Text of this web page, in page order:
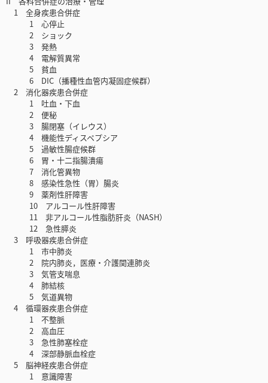
1 全身疾患合併症
1 心停止
2 ショック
3 発熱
4 電解質異常
5 貧血
6 DIC（播種性血管内凝固症候群）
2 消化器疾患合併症
1 吐血・下血
2 便秘
3 腸閉塞（イレウス）
4 機能性ディスペプシア
5 過敏性腸症候群
6 胃・十二指腸潰瘍
7 消化管異物
8 感染性急性（胃）腸炎
9 薬剤性肝障害
10 アルコール性肝障害
11 非アルコール性脂肪肝炎（NASH）
12 急性膵炎
3 呼吸器疾患合併症
1 市中肺炎
2 院内肺炎，医療・介護関連肺炎
3 気管支喘息
4 肺結核
5 気道異物
4 循環器疾患合併症
1 不整脈
2 高血圧
3 急性肺塞栓症
4 深部静脈血栓症
5 脳神経疾患合併症
1 意識障害